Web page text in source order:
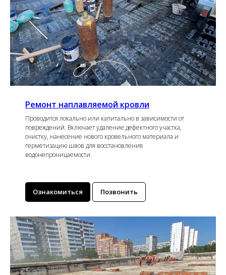
Ремонт наплавляемой кровли
Проводится локально или капитально в зависимости от
повреждений. Включает удаление дефектного участка,
очистку, нанесение нового кровельного материала и
герметизацию швов для восстановления
водонепроницаемости.
Ознакомиться Позвонить